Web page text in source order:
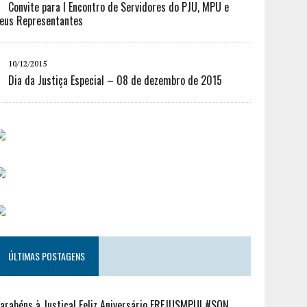
Convite para I Encontro de Servidores do PJU, MPU e
Representantes
10/12/2015
Dia da Justiça Especial – 08 de dezembro de 2015
ÚLTIMAS POSTAGENS